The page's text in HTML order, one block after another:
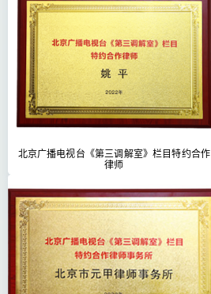
北京广播电视台《第三调解室》栏目特约合作
律师